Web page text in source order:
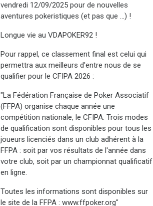
vendredi 12/09/2025 pour de nouvelles
aventures pokeristiques (et pas que ...) !
Longue vie au VDAPOKER92 !
Pour rappel, ce classement final est celui qui
permettra aux meilleurs d'entre nous de se
qualifier pour le CFIPA 2026 :
"La Fédération Française de Poker Associatif
(FFPA) organise chaque année une
compétition nationale, le CFIPA. Trois modes
de qualification sont disponibles pour tous les
joueurs licenciés dans un club adhérent à la
FFPA : soit par vos résultats de l'année dans
votre club, soit par un championnat qualificatif
en ligne.
Toutes les informations sont disponibles sur
le site de la FFPA : www.ffpoker.org"